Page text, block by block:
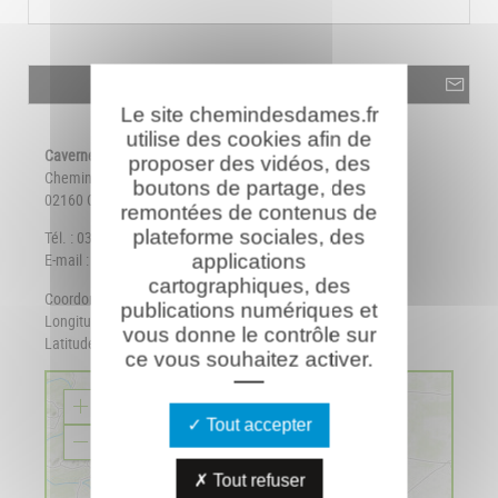
Caverne du Dragon • Chemin des Dames
Chemin des Dames - RD 18 CD
02160 Oulches-La-Vallée-Foulon
Tél. : 03 23 25 14 18
E-mail :
caverne@aisne.fr
Coordonnées GPS :
Longitude : 3,73127
Latitude : 49,44160
Z
o
o
m
o
o
Le site chemindesdames.fr
utilise des cookies afin de
proposer des vidéos, des
boutons de partage, des
remontées de contenus de
plateforme sociales, des
applications
cartographiques, des
publications numériques et
vous donne le contrôle sur
ce vous souhaitez activer.
Tout accepter
Tout refuser